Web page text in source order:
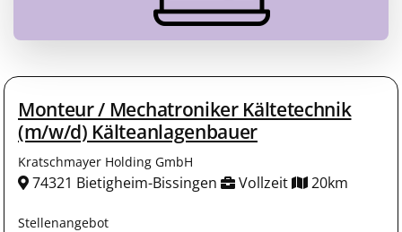
Monteur / Mechatroniker Kältetechnik
(m/w/d) Kälteanlagenbauer
Kratschmayer Holding GmbH
74321 Bietigheim-Bissingen Vollzeit 20km
Stellenangebot